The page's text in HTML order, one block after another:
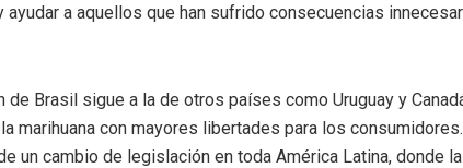
ayudar a aquellos que han sufrido consecuencias
de Brasil sigue a la de otros países como Uruguay y
marihuana con mayores libertades para los
un cambio de legislación en toda América Latina, donde